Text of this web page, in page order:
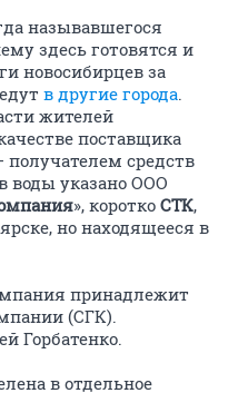
называвшегося
здесь готовятся и
новосибирцев за
в другие города.
жителей
поставщика
средств
воды указано ООО
», коротко СТК,
но находящееся в
принадлежит
(СГК).
Горбатенко.
в отдельное